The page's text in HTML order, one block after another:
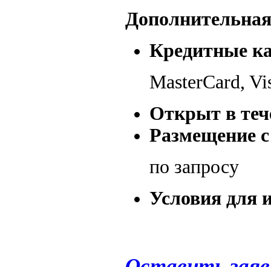
Кредитные
MasterCard,
Открыт в
Размещение
по запросу
Условия для